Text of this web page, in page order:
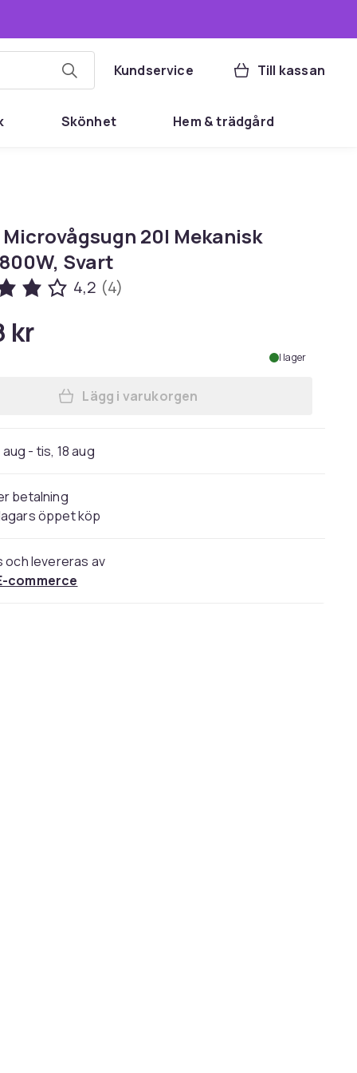
Kundservice Till kassan
Skönhet Hem & trädgård
20l Mekanisk
Svart
4,2 (4)
kr
I lager
Lägg till Sharp Microvågsugn 20l
Lägg i varukorgen
aug - tis, 18 aug
betalning
öppet köp
och levereras av
commerce